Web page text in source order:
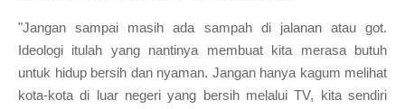
"Jangan sampai masih ada sampah di jalanan atau got.
Ideologi itulah yang nantinya membuat kita merasa butuh
untuk hidup bersih dan nyaman. Jangan hanya kagum melihat
kota-kota di luar negeri yang bersih melalui TV, kita sendiri